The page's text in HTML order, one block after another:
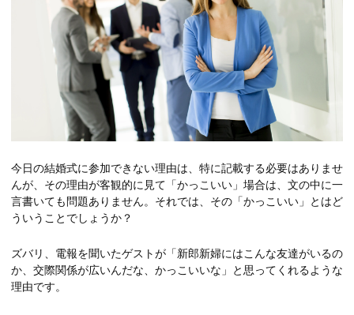
今日の結婚式に参加できない理由は、特に記載する必要はありませ
んが、その理由が客観的に見て「かっこいい」場合は、文の中に一
言書いても問題ありません。それでは、その「かっこいい」とはど
ういうことでしょうか？
ズバリ、電報を聞いたゲストが「新郎新婦にはこんな友達がいるの
か、交際関係が広いんだな、かっこいいな」と思ってくれるような
理由です。